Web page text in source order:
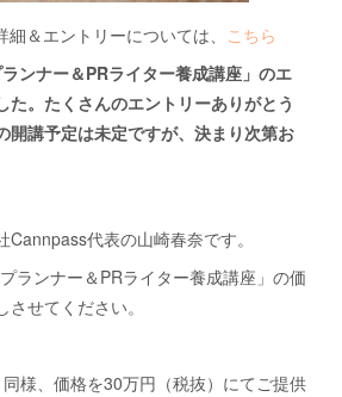
＆エントリーについては、
こちら
ンナー＆PRライター養成講座」のエ
た。たくさんのエントリーありがとう
開講予定は未定ですが、決まり次第お
Cannpass代表の山崎春奈です。
ランナー＆PRライター養成講座」の価
せてください。
様、価格を30万円（税抜）にてご提供